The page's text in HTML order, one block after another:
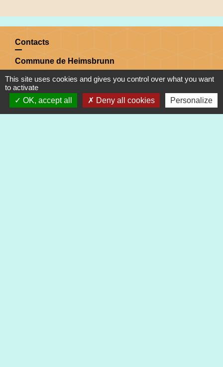
Contacts
Commune de Heimsbrunn
68990 Heimsbrunn - FRANCE
+33 3 89 81 90 34
This site uses cookies and gives you control over what you want
to activate
OK, accept all
Deny all cookies Personalize